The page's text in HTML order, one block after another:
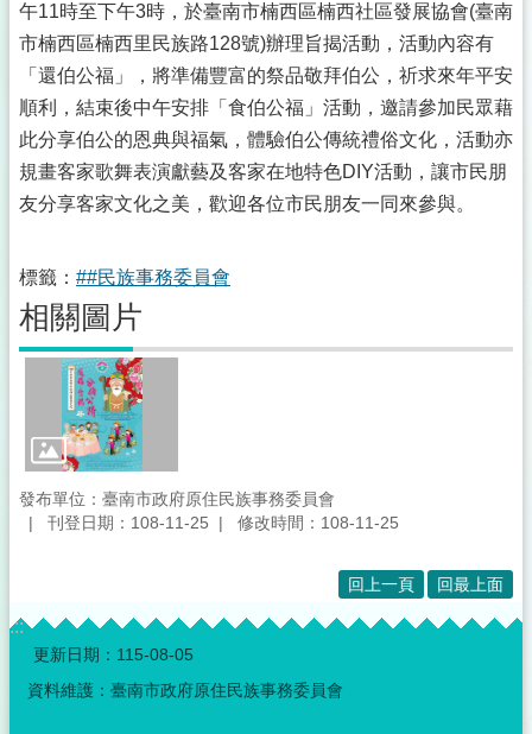
午11時至下午3時，於臺南市楠西區楠西社區發展協會(臺南
市楠西區楠西里民族路128號)辦理旨揭活動，活動內容有
「還伯公福」，將準備豐富的祭品敬拜伯公，祈求來年平安
順利，結束後中午安排「食伯公福」活動，邀請參加民眾藉
此分享伯公的恩典與福氣，體驗伯公傳統禮俗文化，活動亦
規畫客家歌舞表演獻藝及客家在地特色DIY活動，讓市民朋
友分享客家文化之美，歡迎各位市民朋友一同來參與。
標籤： ##民族事務委員會
相關圖片
發布單位：臺南市政府原住民族事務委員會
刊登日期：108-11-25
修改時間：108-11-25
回上一頁 回最上面
:::
更新日期： 115-08-05
資料維護：臺南市政府原住民族事務委員會